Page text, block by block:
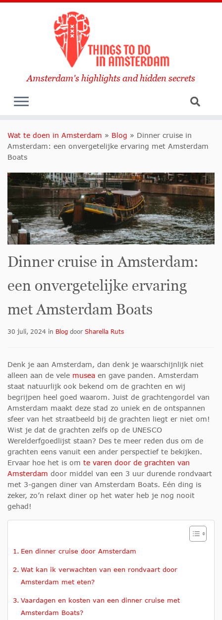
Amsterdam's highlights and hidden secrets
Wat te doen in Amsterdam » Blog » Dinner cruise in
Amsterdam: een onvergetelijke ervaring met Amsterdam
Boats
Dinner cruise in Amsterdam:
een onvergetelijke ervaring
met Amsterdam Boats
30 juli, 2024 in Blog door Sharella Ruts
Denk je aan Amsterdam, dan denk je waarschijnlijk niet
alleen aan de vele musea en gave panden. Amsterdam
staat natuurlijk ook bekend om de grachten en wij
begrijpen heel goed waarom. Juist de grachtengordel van
Amsterdam maakt deze stad zo uniek en de ontspannen
sfeer van het straatbeeld bij de grachten liegt er niet om!
Wist je dat de grachten zelfs op de UNESCO
Werelderfgoedlijst staan? Des te meer reden dus om de
grachten eens vanuit een ander perspectief te bekijken.
Ervaar hoe het is om te varen door de grachten van
Amsterdam door middel van een 3 uur durende rondvaart
met 3-gangen diner van Amsterdam Boats. Eén ding is
zeker, zo’n relaxt diner op het water heb je nog nooit
gehad!
Een dinner cruise door Amsterdam
Wat kan ik verwachten van een rondvaart door
Amsterdam met eten?
Vaardagen en kosten van een dinner cruise met
Amsterdam Boats?